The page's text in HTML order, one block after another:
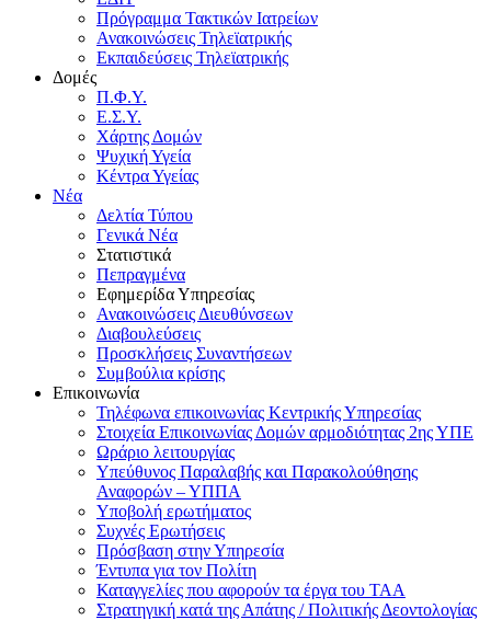
Πρόγραμμα Τακτικών Ιατρείων
Ανακοινώσεις Τηλεϊατρικής
Εκπαιδεύσεις Τηλεϊατρικής
Δομές
Π.Φ.Υ.
Ε.Σ.Υ.
Χάρτης Δομών
Ψυχική Υγεία
Κέντρα Υγείας
Νέα
Δελτία Τύπου
Γενικά Νέα
Στατιστικά
Πεπραγμένα
Εφημερίδα Υπηρεσίας
Ανακοινώσεις Διευθύνσεων
Διαβουλεύσεις
Προσκλήσεις Συναντήσεων
Συμβούλια κρίσης
Επικοινωνία
Τηλέφωνα επικοινωνίας Κεντρικής Υπηρεσίας
Στοιχεία Επικοινωνίας Δομών αρμοδιότητας 2ης ΥΠΕ
Ωράριο λειτουργίας
Υπεύθυνος Παραλαβής και Παρακολούθησης
Αναφορών – ΥΠΠΑ
Υποβολή ερωτήματος
Συχνές Ερωτήσεις
Πρόσβαση στην Υπηρεσία
Έντυπα για τον Πολίτη
Καταγγελίες που αφορούν τα έργα του ΤΑΑ
Στρατηγική κατά της Απάτης / Πολιτικής Δεοντολογίας